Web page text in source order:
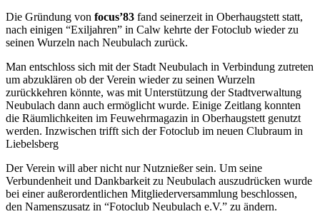
Die Gründung von focus’83 fand seinerzeit in Oberhaugstett statt,
nach einigen “Exiljahren” in Calw kehrte der Fotoclub wieder zu
seinen Wurzeln nach Neubulach zurück.
Man entschloss sich mit der Stadt Neubulach in Verbindung zutreten
um abzuklären ob der Verein wieder zu seinen Wurzeln
zurückkehren könnte, was mit Unterstützung der Stadtverwaltung
Neubulach dann auch ermöglicht wurde. Einige Zeitlang konnten
die Räumlichkeiten im Feuwehrmagazin in Oberhaugstett genutzt
werden. Inzwischen trifft sich der Fotoclub im neuen Clubraum in
Liebelsberg
Der Verein will aber nicht nur Nutznießer sein. Um seine
Verbundenheit und Dankbarkeit zu Neubulach auszudrücken wurde
bei einer außerordentlichen Mitgliederversammlung beschlossen,
den Namenszusatz in “Fotoclub Neubulach e.V.” zu ändern.